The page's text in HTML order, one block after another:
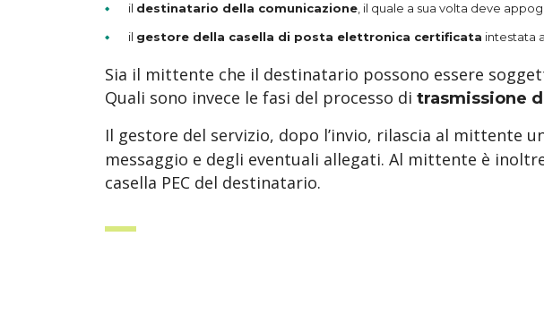
il destinatario della comunicazione , il quale a sua volta deve
il gestore della casella di posta elettronica certificata intestata
Sia il mittente che il destinatario possono essere
Quali sono invece le fasi del processo di trasmissione
Il gestore del servizio, dopo l’invio, rilascia al mittente
messaggio e degli eventuali allegati. Al mittente è
casella PEC del destinatario.